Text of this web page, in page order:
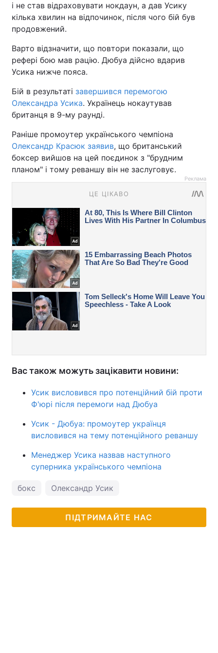
і не став відраховувати нокдаун, а дав Усику
кілька хвилин на відпочинок, після чого бій був
продовжений.
Варто відзначити, що повтори показали, що
рефері бою мав рацію. Дюбуа дійсно вдарив
Усика нижче пояса.
Бій в результаті завершився перемогою
Олександра Усика. Українець нокаутував
британця в 9-му раунді.
Раніше промоутер українського чемпіона
Олександр Красюк заявив, що британський
боксер вийшов на цей поєдинок з "брудним
планом" і тому реваншу він не заслуговує.
Реклама
Вас також можуть зацікавити новини:
Усик висловився про потенційний бій проти
Ф'юрі після перемоги над Дюбуа
Усик - Дюбуа: промоутер українця
висловився на тему потенційного реваншу
Менеджер Усика назвав наступного
суперника українського чемпіона
бокс Олександр Усик
ПІДТРИМАЙТЕ НАС